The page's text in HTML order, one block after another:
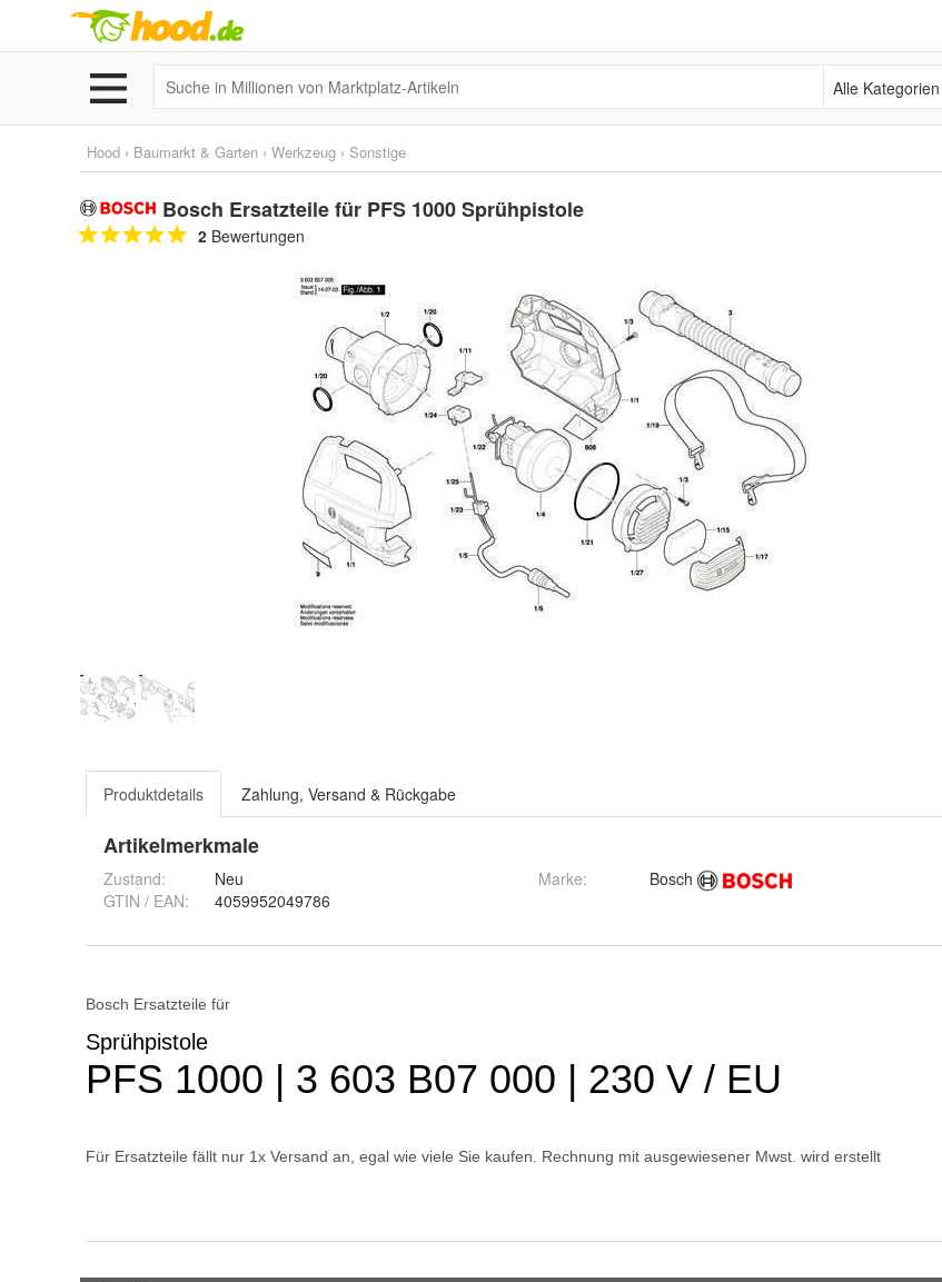
Alle Kategorien
Hood › Baumarkt & Garten › Werkzeug › Sonstige
Bosch Ersatzteile für PFS 1000 Sprühpistole
2 Bewertungen
Produktdetails Zahlung, Versand & Rückgabe
Artikelmerkmale
Zustand:
Neu
GTIN / EAN:
4059952049786
Marke: Bosch